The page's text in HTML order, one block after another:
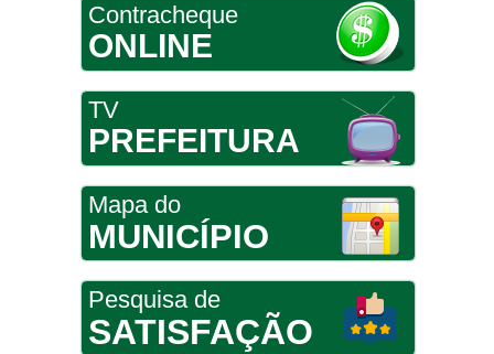
Contracheque
ONLINE
TV
PREFEITURA
Mapa do
MUNICÍPIO
Pesquisa de
SATISFAÇÃO